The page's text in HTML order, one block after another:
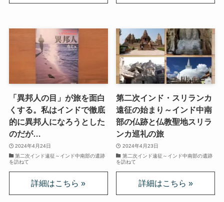
独ソ戦～ソ連とナチスの絶滅戦争
スターリンとヒトラーの虐殺・ホロコースト
冷戦世界の歴史・思想・文学に学ぶ
現代ロシアとロシア・ウクライナ戦争
ボスニア紛争とルワンダ虐殺の悲劇～冷戦後の国際
紛争
マルクス・エンゲルス研究
「異邦人の目」が旅を面白
くする。私はインドで徹底
的に異邦人になろうとした
のだが…
2024年4月24日
第二次インド遠征～インド中南部の遺跡
を訪ねて
第二次インド・スリランカ
遠征の始まり～インド中南
部の仏跡と仏教聖地スリラ
ンカ巡礼の旅
2024年4月23日
第二次インド遠征～インド中南部の遺跡
を訪ねて